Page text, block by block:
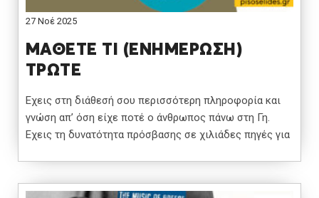
27 Νοέ 2025
ΜΑΘΕΤΕ ΤΙ (ΕΝΗΜΕΡΩΣΗ)
ΤΡΩΤΕ
Εχεις στη διάθεσή σου περισσότερη πληροφορία και
γνώση απ’ όση είχε ποτέ ο άνθρωπος πάνω στη Γη.
Εχεις τη δυνατότητα πρόσβασης σε χιλιάδες πηγές για